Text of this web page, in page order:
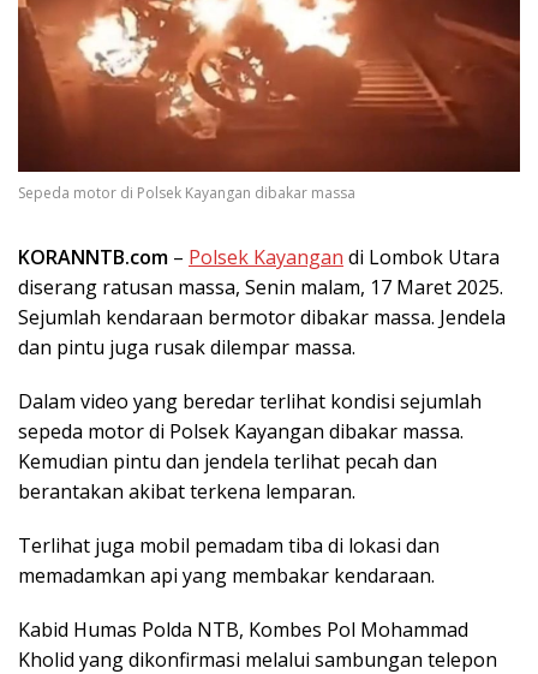
Sepeda motor di Polsek Kayangan dibakar massa
KORANNTB.com – Polsek Kayangan di Lombok Utara
diserang ratusan massa, Senin malam, 17 Maret 2025.
Sejumlah kendaraan bermotor dibakar massa. Jendela
dan pintu juga rusak dilempar massa.
Dalam video yang beredar terlihat kondisi sejumlah
sepeda motor di Polsek Kayangan dibakar massa.
Kemudian pintu dan jendela terlihat pecah dan
berantakan akibat terkena lemparan.
Terlihat juga mobil pemadam tiba di lokasi dan
memadamkan api yang membakar kendaraan.
Kabid Humas Polda NTB, Kombes Pol Mohammad
Kholid yang dikonfirmasi melalui sambungan telepon